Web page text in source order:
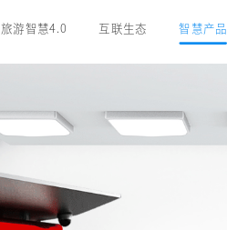
旅游智慧4.0 互联生态 智慧产品